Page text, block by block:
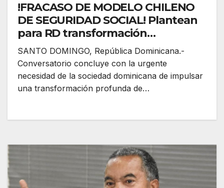
!FRACASO DE MODELO CHILENO
DE SEGURIDAD SOCIAL! Plantean
para RD transformación
estructural profunda de la Ley 87-
01 hacia un modelo de reparto
público, solidario, de beneficios
definidos, universal, garante de
SANTO DOMINGO, República Dominicana.-
Conversatorio concluye con la urgente
necesidad de la sociedad dominicana de impulsar
una transformación profunda de…